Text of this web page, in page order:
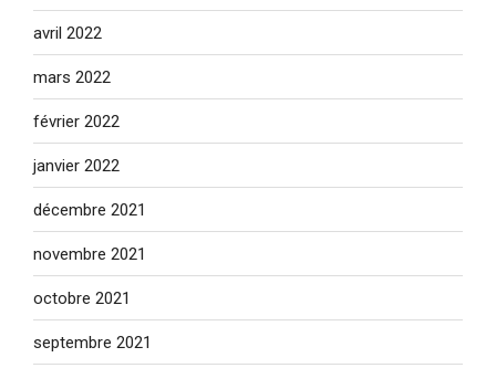
avril 2022
mars 2022
février 2022
janvier 2022
décembre 2021
novembre 2021
octobre 2021
septembre 2021